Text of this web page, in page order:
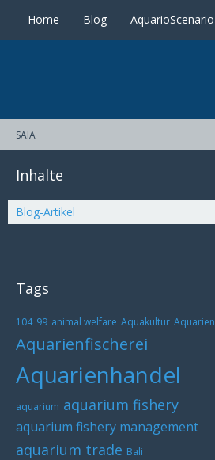
Home Blog AquarioScenario
SAIA
Inhalte
Blog-Artikel
Tags
104 99 animal welfare Aquakultur Aquarien
Aquarienfischerei
Aquarienhandel
aquarium aquarium fishery
aquarium fishery management
aquarium trade Bali